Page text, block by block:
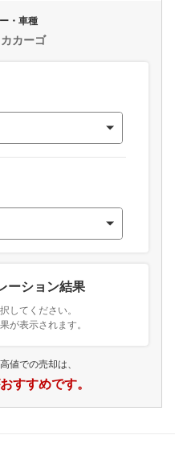
・車種
カーゴ
ーション結果
してください。
が表示されます。
値での売却は、
すすめです。